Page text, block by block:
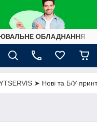
ОБЛАДНАННЯ
➤ Нові та Б/У